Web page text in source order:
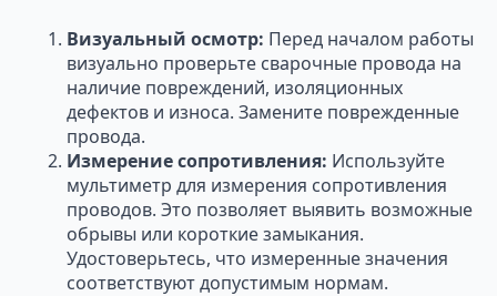
Визуальный осмотр: Перед началом работы
визуально проверьте сварочные провода на
наличие повреждений, изоляционных
дефектов и износа. Замените поврежденные
провода.
Измерение сопротивления: Используйте
мультиметр для измерения сопротивления
проводов. Это позволяет выявить возможные
обрывы или короткие замыкания.
Удостоверьтесь, что измеренные значения
соответствуют допустимым нормам.